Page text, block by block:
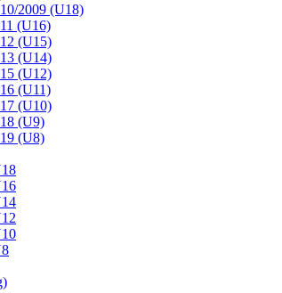
2009 (U18)
(U16)
(U15)
(U14)
(U12)
(U11)
(U10)
(U9)
(U8)